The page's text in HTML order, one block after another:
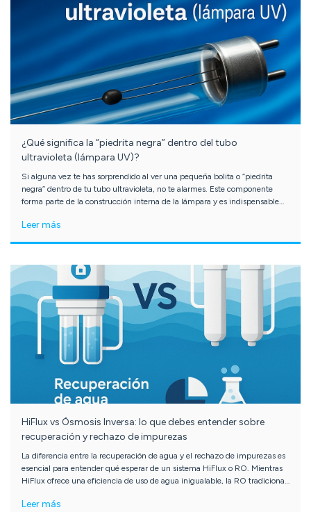
¿Qué significa la “piedrita negra” dentro del tubo
ultravioleta (lámpara UV)?
Si alguna vez te has sorprendido al ver una pequeña bolita o “piedrita
negra” dentro de tu tubo ultravioleta, no te alarmes. Este componente
forma parte de la construcción interna de la lámpara y es indispensable
por qué aparece y qué precauciones debes tener al manipular o desechar
Leer más
HiFlux vs Ósmosis Inversa: lo que debes entender sobre
recuperación y rechazo de impurezas
La diferencia entre la recuperación de agua y el rechazo de impurezas es
esencial para entender qué esperar de un sistema HiFlux o RO. Mientras
HiFlux ofrece una eficiencia de uso de agua inigualable, la RO tradicional
una y otra dependerá del balance entre ahorro y pureza que se busque.
Leer más